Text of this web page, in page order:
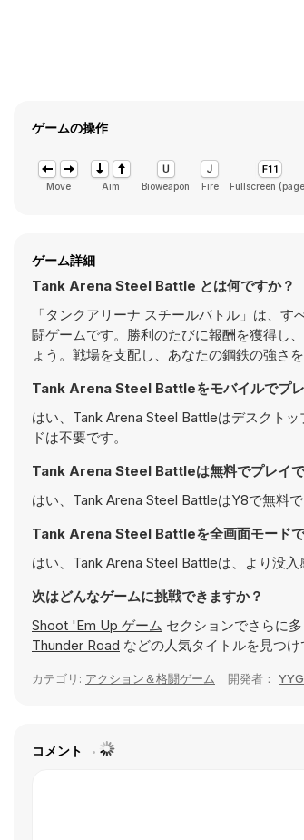
ゲームの操作
Move Aim Bioweapon Fire Fullscreen
ゲーム詳細
Tank Arena Steel Battle とは何ですか？
「タンクアリーナ スチールバトル」は、
闘ゲームです。勝利のたびに報酬を獲得し
ょう。戦場を支配し、あなたの鋼鉄の強さ
Tank Arena Steel Battleをモバイルでプレ
はい、Tank Arena Steel Battleはデスクト
ドは不要です。
Tank Arena Steel Battleは無料でプレイで
はい、Tank Arena Steel BattleはY8で無料
Tank Arena Steel Battleを全画面モードで
はい、Tank Arena Steel Battleは、より没
次はどんなゲームに挑戦できますか？
Shoot 'Em Up ゲーム セクションでさらに多
Thunder Road などの人気タイトルを見つ
カテゴリ: アクション＆格闘ゲーム 開発者：
コメント